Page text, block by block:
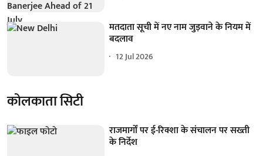
मतदाता सूची में नए नाम जुड़वाने के नियम में
बदलाव
12 Jul 2026
कोलकाता सिटी
राजमार्गों पर ई-रिक्शा के संचालन पर सख्ती
के निर्देश